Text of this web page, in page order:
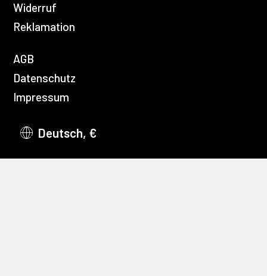
Widerruf
Reklamation
AGB
Datenschutz
Impressum
Deutsch, €